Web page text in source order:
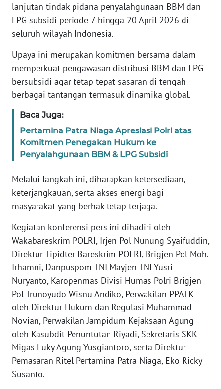
lanjutan tindak pidana penyalahgunaan BBM dan
LPG subsidi periode 7 hingga 20 April 2026 di
seluruh wilayah Indonesia.
Upaya ini merupakan komitmen bersama dalam
memperkuat pengawasan distribusi BBM dan LPG
bersubsidi agar tetap tepat sasaran di tengah
berbagai tantangan termasuk dinamika global.
Baca Juga:
Pertamina Patra Niaga Apresiasi Polri atas
Komitmen Penegakan Hukum ke
Penyalahgunaan BBM & LPG Subsidi
Melalui langkah ini, diharapkan ketersediaan,
keterjangkauan, serta akses energi bagi
masyarakat yang berhak tetap terjaga.
Kegiatan konferensi pers ini dihadiri oleh
Wakabareskrim POLRI, Irjen Pol Nunung Syaifuddin,
Direktur Tipidter Bareskrim POLRI, Brigjen Pol Moh.
Irhamni, Danpuspom TNI Mayjen TNI Yusri
Nuryanto, Karopenmas Divisi Humas Polri Brigjen
Pol Trunoyudo Wisnu Andiko, Perwakilan PPATK
oleh Direktur Hukum dan Regulasi Muhammad
Novian, Perwakilan Jampidum Kejaksaan Agung
oleh Kasubdit Penuntutan Riyadi, Sekretaris SKK
Migas Luky Agung Yusgiantoro, serta Direktur
Pemasaran Ritel Pertamina Patra Niaga, Eko Ricky
Susanto.
Wahana
Regional
WN
SUMUT
WN
JAKARTA
WN
JABAR
BANTEN
WN
WN
KEPRI
WN
PAPUA
WN
PAPUA
BARAT
WN
RIAU